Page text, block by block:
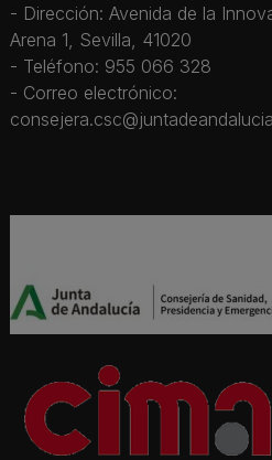
- Dirección: Avenida de la
Arena 1, Sevilla, 41020
- Teléfono: 955 066 328
- Correo electrónico: